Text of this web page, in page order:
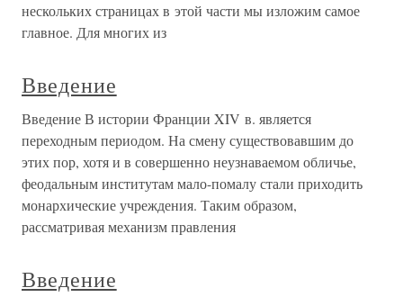
нескольких страницах в этой части мы изложим самое
главное. Для многих из
Введение
Введение В истории Франции XIV в. является
переходным периодом. На смену существовавшим до
этих пор, хотя и в совершенно неузнаваемом обличье,
феодальным институтам мало-помалу стали приходить
монархические учреждения. Таким образом,
рассматривая механизм правления
Введение